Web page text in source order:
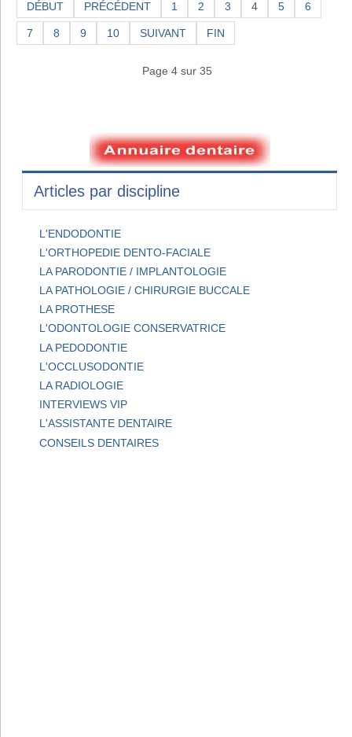
DÉBUT PRÉCÉDENT 1 2 3 4 5 6
7 8 9 10 SUIVANT FIN
Page 4 sur 35
Articles par discipline
L'ENDODONTIE
L'ORTHOPEDIE DENTO-FACIALE
LA PARODONTIE / IMPLANTOLOGIE
LA PATHOLOGIE / CHIRURGIE BUCCALE
LA PROTHESE
L'ODONTOLOGIE CONSERVATRICE
LA PEDODONTIE
L'OCCLUSODONTIE
LA RADIOLOGIE
INTERVIEWS VIP
L'ASSISTANTE DENTAIRE
CONSEILS DENTAIRES